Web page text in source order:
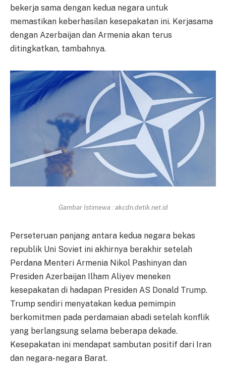
bekerja sama dengan kedua negara untuk
memastikan keberhasilan kesepakatan ini. Kerjasama
dengan Azerbaijan dan Armenia akan terus
ditingkatkan, tambahnya.
Gambar Istimewa : akcdn.detik.net.id
Perseteruan panjang antara kedua negara bekas
republik Uni Soviet ini akhirnya berakhir setelah
Perdana Menteri Armenia Nikol Pashinyan dan
Presiden Azerbaijan Ilham Aliyev meneken
kesepakatan di hadapan Presiden AS Donald Trump.
Trump sendiri menyatakan kedua pemimpin
berkomitmen pada perdamaian abadi setelah konflik
yang berlangsung selama beberapa dekade.
Kesepakatan ini mendapat sambutan positif dari Iran
dan negara-negara Barat.